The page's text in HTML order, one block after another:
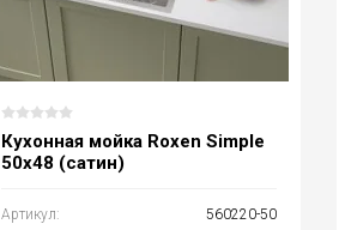
Кухонная мойка Roxen Simple
50х48 (сатин)
Артикул: 560220-50